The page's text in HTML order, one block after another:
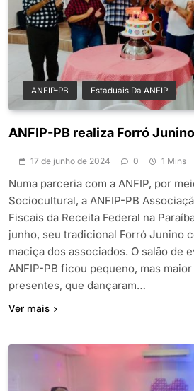
ANFIP-PB Estaduais Da ANFIP
ANFIP-PB realiza Forró
17 de junho de 2024 0 1 Mins
Numa parceria com a ANFIP, por
Sociocultural, a ANFIP-PB
Fiscais da Receita Federal na
junho, seu tradicional Forró Junino
maciça dos associados. O salão de
ANFIP-PB ficou pequeno, mas
presentes, que dançaram…
Ver mais